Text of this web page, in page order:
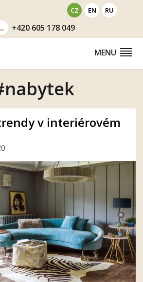
CZ EN RU
+420605 178 049
MENU
v interiérovém